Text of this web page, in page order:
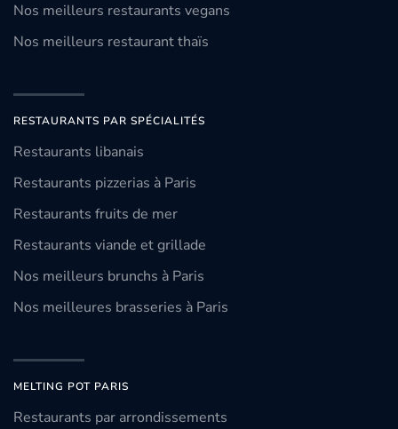
Nos meilleurs restaurants vegans
Nos meilleurs restaurant thaïs
RESTAURANTS PAR SPÉCIALITÉS
Restaurants libanais
Restaurants pizzerias à Paris
Restaurants fruits de mer
Restaurants viande et grillade
Nos meilleurs brunchs à Paris
Nos meilleures brasseries à Paris
MELTING POT PARIS
Restaurants par arrondissements